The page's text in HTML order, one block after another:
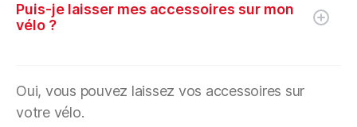
Puis-je laisser mes accessoires sur mon
vélo ?
Oui, vous pouvez laissez vos accessoires sur
votre vélo.